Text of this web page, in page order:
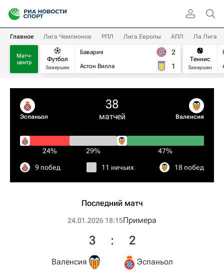
Главное Лига Чемпионов РПЛ Лига Европы АПЛ Ла Лига
Матч-
центр
Футбол
Завершен
Бавария
Астон Вилла
2
1
Теннис
Завершен
Эспаньол
38
матчей Валенсия
24% 29% 47%
9 побед 11 ничьих 18 побед
Последний матч
24.01.2026 18:15Примера
Валенсия
3 : 2
Эспаньол